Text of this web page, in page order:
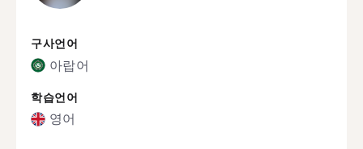
구사언어
아랍어
학습언어
영어